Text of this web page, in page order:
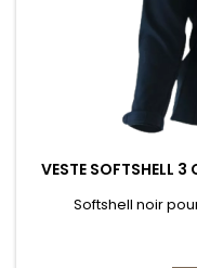
VESTE SOFTSHELL
Softshell noir